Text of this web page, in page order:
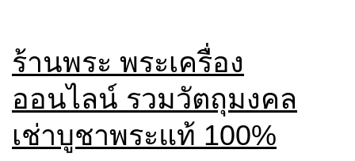
ร้านพระ พระเครื่อง
ออนไลน์ รวมวัตถุมงคล
เช่าบูชาพระแท้ 100%